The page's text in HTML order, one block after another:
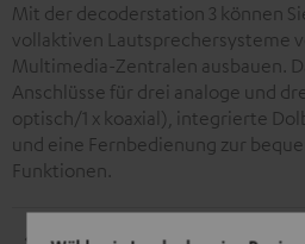
Mit der decoderstation 3 können
vollaktiven Lautsprechersysteme
Multimedia-Zentralen ausbauen.
Anschlüsse für drei analoge und
optisch/1 x koaxial), integrierte
und eine Fernbedienung zur
Funktionen.
Abmessungen